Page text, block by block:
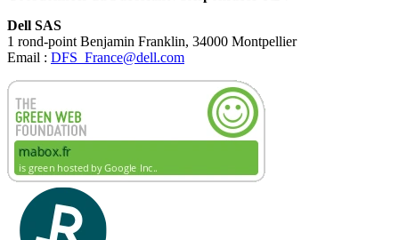
Dell SAS
1 rond-point Benjamin Franklin, 34000 Montpellier
Email : DFS_France@dell.com